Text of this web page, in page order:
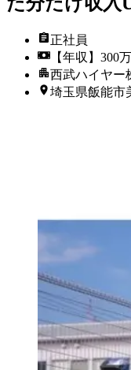
正社員
【年収】300
西武ハイヤー
埼玉県飯能市